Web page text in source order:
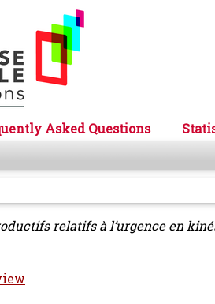
Asked Questions
relatifs à l’urgence en